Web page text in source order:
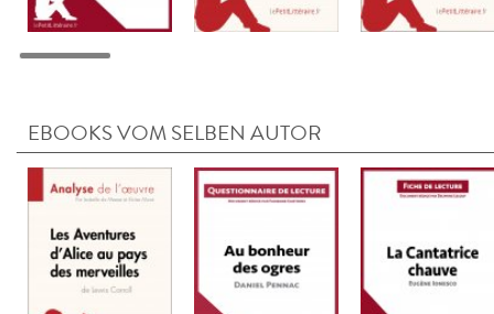
EBOOKS VOM SELBEN AUTOR